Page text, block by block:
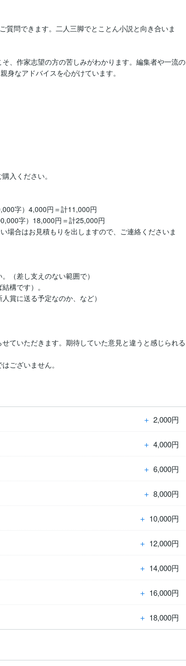
質問できます。二人三脚でとことん小説と向き合いま
、作家志望の方の苦しみがわかります。編集者や一流の
身なアドバイスを心がけています。
入ください。
字）4,000円＝計11,000円
字）18,000円＝計25,000円
場合はお見積もりを出しますので、ご連絡くださいま
（差し支えのない範囲で）
構です）。
賞に送る予定なのか、など）
ていただきます。期待していた意見と違うと感じられる
ございません。
＋ 2,000円
＋ 4,000円
＋ 6,000円
＋ 8,000円
＋ 10,000円
＋ 12,000円
＋ 14,000円
＋ 16,000円
＋ 18,000円